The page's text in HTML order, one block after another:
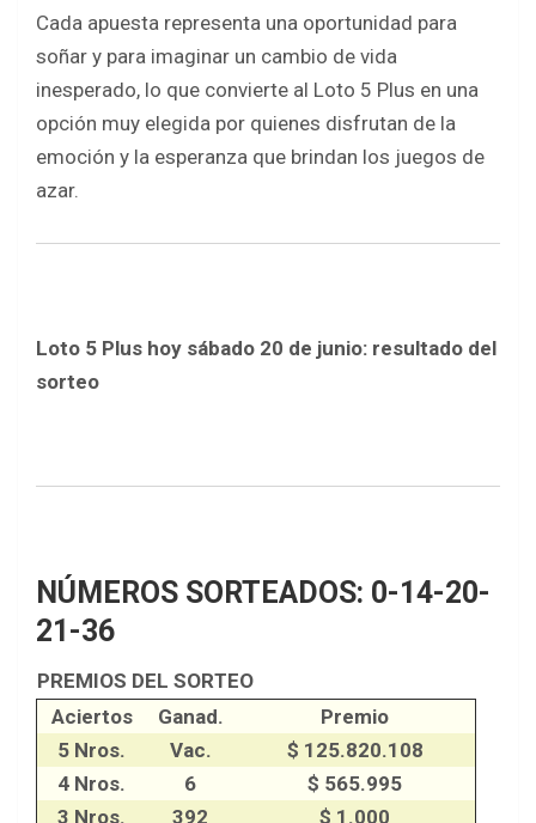
Cada apuesta representa una oportunidad para
soñar y para imaginar un cambio de vida
inesperado, lo que convierte al Loto 5 Plus en una
opción muy elegida por quienes disfrutan de la
emoción y la esperanza que brindan los juegos de
azar.
Loto 5 Plus hoy sábado 20 de junio: resultado del
sorteo
NÚMEROS SORTEADOS: 0-14-20-
21-36
PREMIOS DEL SORTEO
Aciertos
Ganad.
Premio
5 Nros.
Vac.
$ 125.820.108
4 Nros.
6
$ 565.995
3 Nros.
392 $ 1.000